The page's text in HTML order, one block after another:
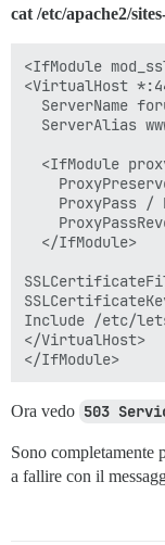
cat /etc/apache2/
<IfModule
<VirtualHost
ServerName
ServerAlias
<IfModule
ProxyPass /
  </IfModule>
Include /etc/
</VirtualHost>
Ora vedo 503
Sono completamente
a fallire con il